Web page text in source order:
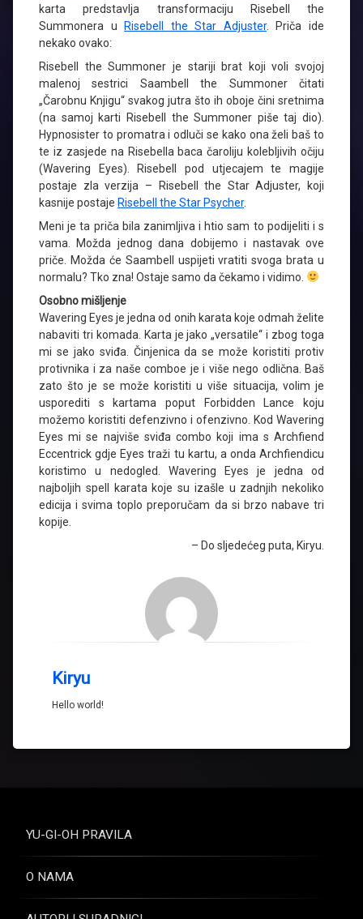
karta predstavlja transformaciju Risebell the
Summonera u
Risebell the Star Adjuster. Priča ide
nekako ovako:
Risebell the Summoner je stariji brat koji voli svojoj
malenoj sestrici Saambell the Summoner čitati
„Čarobnu Knjigu“ svakog jutra što ih oboje čini sretnima
(na samoj karti Risebell the Summoner piše taj dio).
Hypnosister to promatra i odluči se kako ona želi baš to
te iz zasjede na Risebella baca čaroliju kolebljivih očiju
(Wavering Eyes). Risebell pod utjecajem te magije
postaje zla verzija – Risebell the Star Adjuster, koji
kasnije postaje Risebell the Star Psycher.
Meni je ta priča bila zanimljiva i htio sam to podijeliti i s
vama. Možda jednog dana dobijemo i nastavak ove
priče. Možda će Saambell uspijeti vratiti svoga brata u
normalu? Tko zna! Ostaje samo da čekamo i vidimo.
Osobno mišljenje
Wavering Eyes je jedna od onih karata koje odmah želite
nabaviti tri komada. Karta je jako „versatile“ i zbog toga
mi se jako sviđa. Činjenica da se može koristiti protiv
protivnika i za naše comboe je i više nego odlična. Baš
zato što je se može koristiti u više situacija, volim je
usporediti s kartama poput Forbidden Lance koju
možemo koristiti defenzivno i ofenzivno. Kod Wavering
Eyes mi se najviše sviđa combo koji ima s Archfiend
Eccentrick gdje Eyes traži tu kartu, a onda Archfiendicu
koristimo u nedogled. Wavering Eyes je jedna od
najboljih spell karata koje su izašle u zadnjih nekoliko
edicija i svima toplo preporučam da si brzo nabave tri
kopije.
– Do sljedećeg puta, Kiryu.
Kiryu
Hello world!
YU-GI-OH PRAVILA
O NAMA